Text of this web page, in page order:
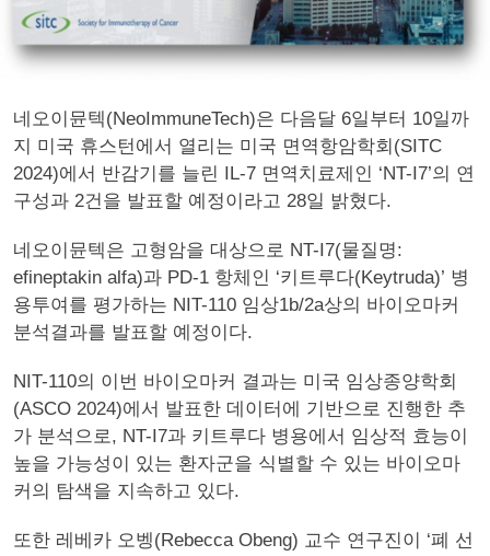
네오이뮨텍(NeoImmuneTech)은 다음달 6일부터 10일까
지 미국 휴스턴에서 열리는 미국 면역항암학회(SITC
2024)에서 반감기를 늘린 IL-7 면역치료제인 ‘NT-I7’의 연
구성과 2건을 발표할 예정이라고 28일 밝혔다.
네오이뮨텍은 고형암을 대상으로 NT-I7(물질명:
efineptakin alfa)과 PD-1 항체인 ‘키트루다(Keytruda)’ 병
용투여를 평가하는 NIT-110 임상1b/2a상의 바이오마커
분석결과를 발표할 예정이다.
NIT-110의 이번 바이오마커 결과는 미국 임상종양학회
(ASCO 2024)에서 발표한 데이터에 기반으로 진행한 추
가 분석으로, NT-I7과 키트루다 병용에서 임상적 효능이
높을 가능성이 있는 환자군을 식별할 수 있는 바이오마
커의 탐색을 지속하고 있다.
또한 레베카 오벵(Rebecca Obeng) 교수 연구진이 ‘폐 선